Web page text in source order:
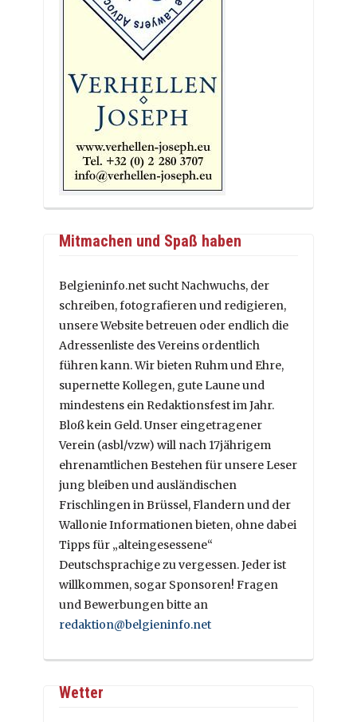
Mitmachen und Spaß haben
Belgieninfo.net sucht Nachwuchs, der
schreiben, fotografieren und redigieren,
unsere Website betreuen oder endlich die
Adressenliste des Vereins ordentlich
führen kann. Wir bieten Ruhm und Ehre,
supernette Kollegen, gute Laune und
mindestens ein Redaktionsfest im Jahr.
Bloß kein Geld. Unser eingetragener
Verein (asbl/vzw) will nach 17jährigem
ehrenamtlichen Bestehen für unsere Leser
jung bleiben und ausländischen
Frischlingen in Brüssel, Flandern und der
Wallonie Informationen bieten, ohne dabei
Tipps für „alteingesessene“
Deutschsprachige zu vergessen. Jeder ist
willkommen, sogar Sponsoren! Fragen
und Bewerbungen bitte an
redaktion@belgieninfo.net
Wetter